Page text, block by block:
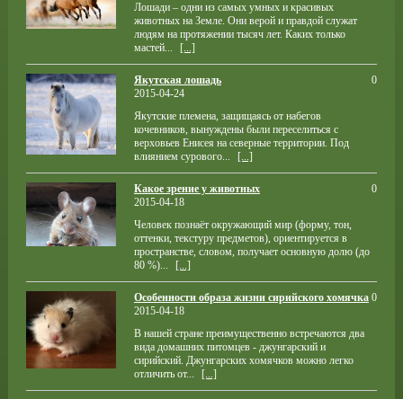
Лошади – одни из самых умных и красивых
животных на Земле. Они верой и правдой служат
людям на протяжении тысяч лет. Каких только
мастей...
[...]
Якутская лошадь
2015-04-24
Якутские племена, защищаясь от набегов
кочевников, вынуждены были переселиться с
верховьев Енисея на северные территории. Под
влиянием сурового...
[...]
0
Какое зрение у животных
2015-04-18
Человек познаёт окружающий мир (форму, тон,
оттенки, текстуру предметов), ориентируется в
пространстве, словом, получает основную долю (до
80 %)...
[...]
0
Особенности образа жизни сирийского хомячка
2015-04-18
В нашей стране преимущественно встречаются два
вида домашних питомцев - джунгарский и
сирийский. Джунгарских хомячков можно легко
отличить от...
[...]
0